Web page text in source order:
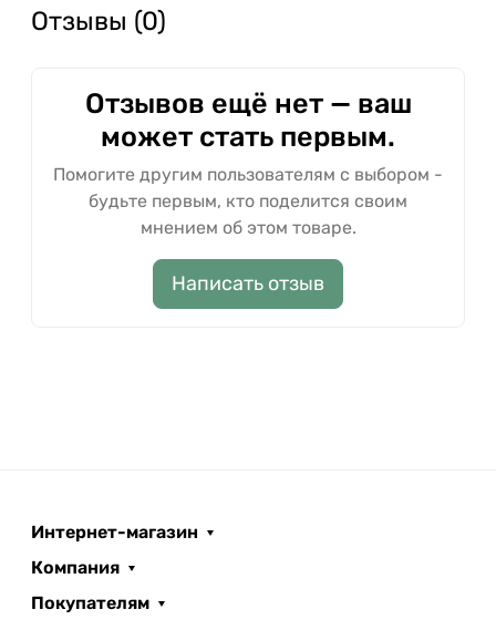
Отзывы (0)
Отзывов ещё нет — ваш
может стать первым.
Помогите другим пользователям с выбором -
будьте первым, кто поделится своим
мнением об этом товаре.
Написать отзыв
Интернет-магазин
Компания
Покупателям